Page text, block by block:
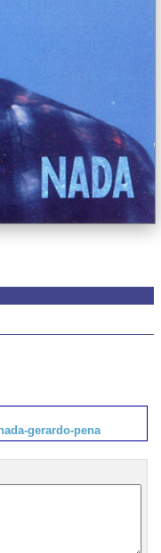
gerardo-pena